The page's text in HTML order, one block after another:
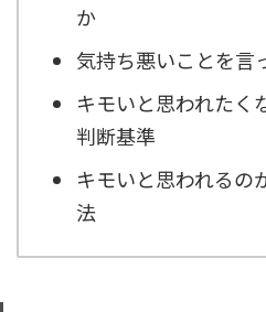
か
気持ち悪いことを言
キモいと思われたく
判断基準
キモいと思われるの
法